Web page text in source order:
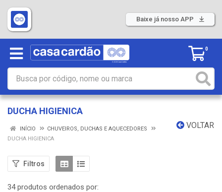
Baixe já nosso APP
0
DUCHA HIGIENICA
VOLTAR
INÍCIO
CHUVEIROS, DUCHAS E AQUECEDORES
DUCHA HIGIENICA
Filtros
34 produtos ordenados por: